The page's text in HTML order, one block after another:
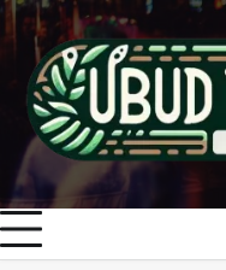
Skip
to
content